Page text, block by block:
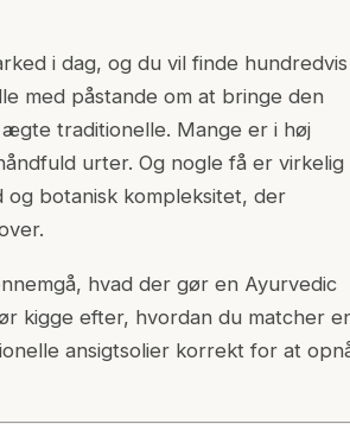
i dag, og du vil finde hundredvis
med påstande om at bringe den
traditionelle. Mange er i høj
urter. Og nogle få er virkelig
botanisk kompleksitet, der
hvad der gør en Ayurvedic
kigge efter, hvordan du matcher
ansigtsolier korrekt for at